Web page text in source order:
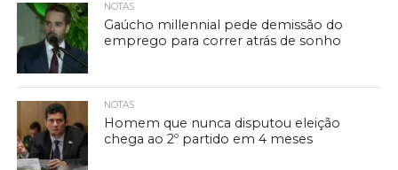
NOTAS
Gaúcho millennial pede demissão do
emprego para correr atrás de sonho
NOTAS
Homem que nunca disputou eleição
chega ao 2º partido em 4 meses